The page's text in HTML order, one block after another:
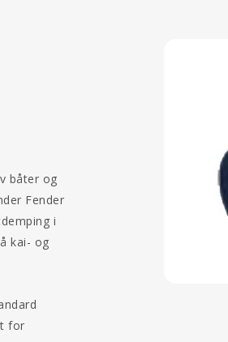
båter og
Fender
i
kai- og
for